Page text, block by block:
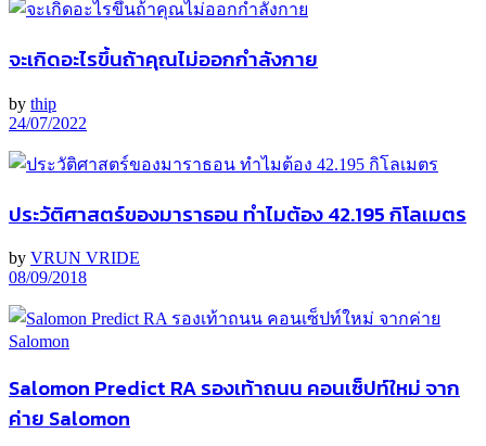
จะเกิดอะไรขึ้นถ้าคุณไม่ออกกำลังกาย
by thip
24/07/2022
ประวัติศาสตร์ของมาราธอน ทำไมต้อง 42.195 กิโลเมตร
by VRUN VRIDE
08/09/2018
Salomon Predict RA รองเท้าถนน คอนเซ็ปท์ใหม่ จาก
ค่าย Salomon